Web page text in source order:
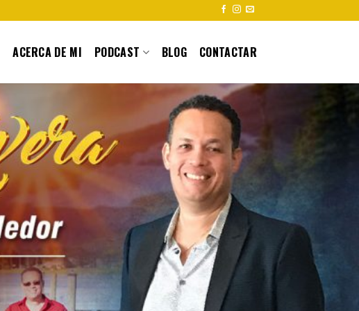
ACERCA DE MI PODCAST BLOG CONTACTAR